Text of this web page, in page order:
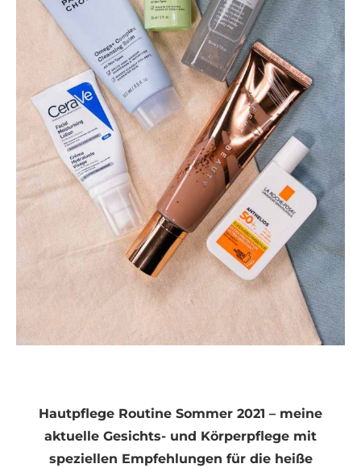
Hautpflege Routine Sommer 2021 – meine
aktuelle Gesichts- und Körperpflege mit
speziellen Empfehlungen für die heiße